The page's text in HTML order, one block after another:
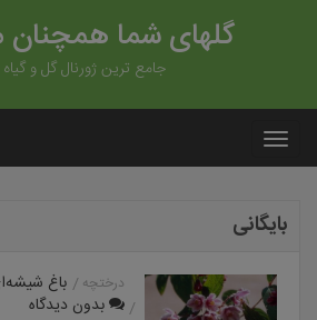
گلهای شما همچنان
جامع ترین ژورنال گل و گیاه
بایگانی
درختچه باغ
بدون دیدگاه